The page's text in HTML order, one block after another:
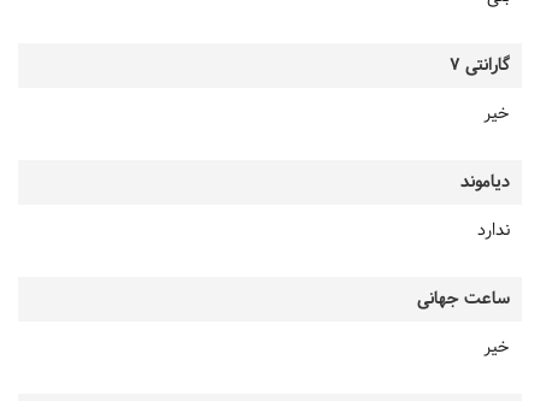
گارانتی 7
خیر
دیاموند
ندارد
ساعت جهانی
خیر